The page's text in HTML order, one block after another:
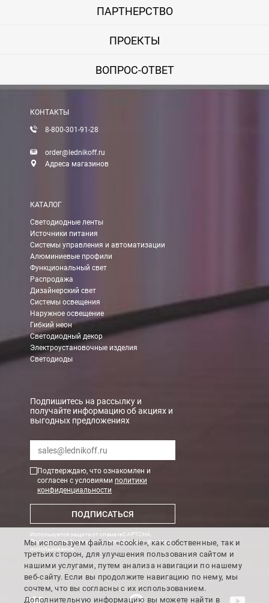
Вы можете оплатить заказ непосредственно при получении
Вы можете оплатить заказ по выставленному счету в любом
Доставка:
Вы можете самостоятельно забрать заказ в одном из наших
В Москве (внутри МКАД)
БЕСПЛАТНАЯ доставка при сумме заказа от 7000 руб.
При заказе менее 7000 руб. стоимость доставки 750 руб.
В Москве и МО (за МКАД)
При заказе от 7000 руб. стоимость доставки равна 30 руб.
При заказе менее 7000 руб. стоимость доставки 750 руб. +
БЕСПЛАТНАЯ доставка при сумме заказа от 7000 руб.
При заказе менее 7000 руб. стоимость доставки
Boxberry
Мы можем доставить ваши заказы сервисом компании
Транспортные компании
Мы можем отправить ваш заказ транспортной компанией в
Доставка до ТК от 7000 руб. БЕСПЛАТНО.
При заказе менее 7000 руб. стоимость доставки до ТК 750 руб.
Стоимость доставки ТК до Вашего пункта назначения Вы
Подробнее обоплате и доставке
ПАРТНЕРСТВО
ПРОЕКТЫ
ВОПРОС-ОТВЕТ
КОНТАКТЫ
8-800-301-91-28
order@lednikoff.ru
Адреса магазинов
КАТАЛОГ
Светодиодные ленты
Источники питания
Системы управления и автоматизации
Алюминиевые профили
Функциональный свет
Распродажа
Дизайнерский свет
Системы освещения
Наружное освещение
Гибкий неон
Светодиодный декор
Электроустановочные изделия
Светодиоды
Подпишитесь на рассылку и
получайте информацию об акциях и
выгодных предложениях
Подтверждаю, что ознакомлен и
согласен с условиями политики
конфиденциальности
ПОДПИСАТЬСЯ
Используется защита от спама reCAPTCHA,
Политика конфиденциальности GoogleиУсловия
использования
Мы используем файлы «cookie», как собственные, так и
третьих сторон, для улучшения пользования сайтом и
нашими услугами, путем анализа навигации по нашему
веб-сайту. Если вы продолжите навигацию по нему, мы
сочтем, что вы согласны с их использованием.
Дополнительную информацию вы можете найти в